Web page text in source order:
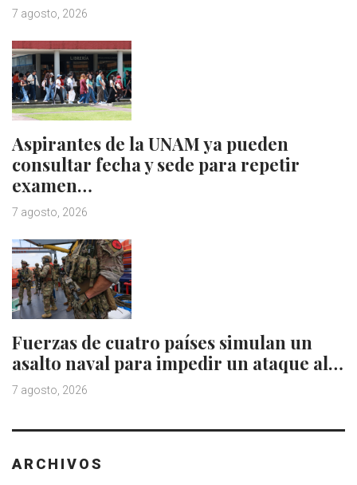
7 agosto, 2026
Aspirantes de la UNAM ya pueden
consultar fecha y sede para repetir
examen…
7 agosto, 2026
Fuerzas de cuatro países simulan un
asalto naval para impedir un ataque al…
7 agosto, 2026
ARCHIVOS